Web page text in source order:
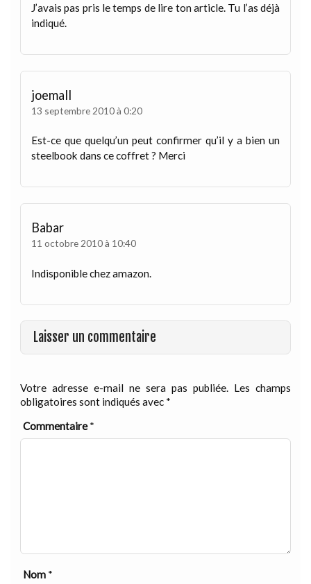
J’avais pas pris le temps de lire ton article. Tu l’as déjà
indiqué.
joemall
13 septembre 2010 à 0:20
Est-ce que quelqu’un peut confirmer qu’il y a bien un
steelbook dans ce coffret ? Merci
Babar
11 octobre 2010 à 10:40
Indisponible chez amazon.
Laisser un commentaire
Votre adresse e-mail ne sera pas publiée. Les champs
obligatoires sont indiqués avec *
Commentaire*
Nom *